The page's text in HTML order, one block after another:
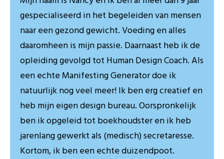
gespecialiseerd in het begeleiden van mensen
naar een gezond gewicht. Voeding en alles
daaromheen is mijn passie. Daarnaast heb ik de
opleiding gevolgd tot Human Design Coach. Als
een echte Manifesting Generator doe ik
natuurlijk nog veel meer! Ik ben erg creatief en
heb mijn eigen design bureau. Oorspronkelijk
ben ik opgeleid tot boekhoudster en ik heb
jarenlang gewerkt als (medisch) secretaresse.
Kortom, ik ben een echte duizendpoot.